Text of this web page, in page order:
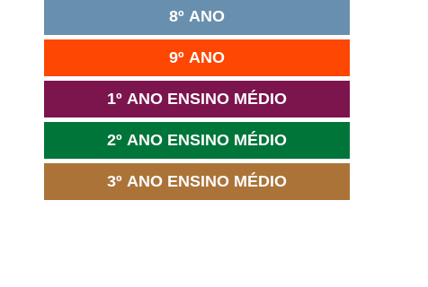
8º ANO
9º ANO
1º ANO ENSINO MÉDIO
2º ANO ENSINO MÉDIO
3º ANO ENSINO MÉDIO